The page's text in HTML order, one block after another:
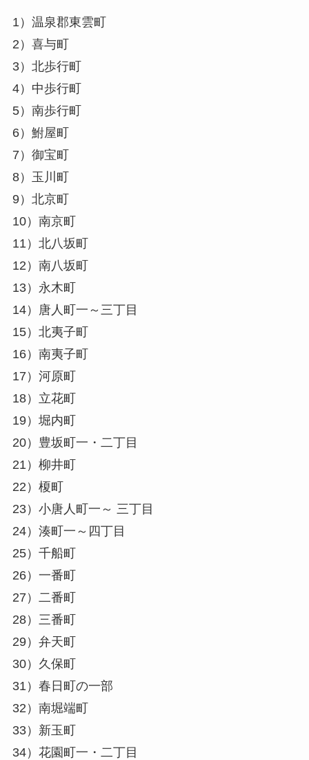
1）温泉郡東雲町
2）喜与町
3）北歩行町
4）中歩行町
5）南歩行町
6）鮒屋町
7）御宝町
8）玉川町
9）北京町
10）南京町
11）北八坂町
12）南八坂町
13）永木町
14）唐人町一～三丁目
15）北夷子町
16）南夷子町
17）河原町
18）立花町
19）堀内町
20）豊坂町一・二丁目
21）柳井町
22）榎町
23）小唐人町一～ 三丁目
24）湊町一～四丁目
25）千船町
26）一番町
27）二番町
28）三番町
29）弁天町
30）久保町
31）春日町の一部
32）南堀端町
33）新玉町
34）花園町一・二丁目